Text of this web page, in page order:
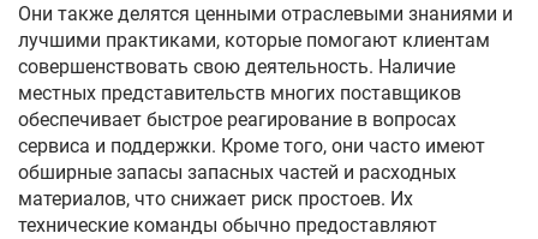
Они также делятся ценными отраслевыми знаниями и
лучшими практиками, которые помогают клиентам
совершенствовать свою деятельность. Наличие
местных представительств многих поставщиков
обеспечивает быстрое реагирование в вопросах
сервиса и поддержки. Кроме того, они часто имеют
обширные запасы запасных частей и расходных
материалов, что снижает риск простоев. Их
технические команды обычно предоставляют